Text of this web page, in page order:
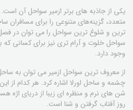
یکی از جاذبه های برتر ازمیر سواحل آن
متعدد، گزینه‌های متنوعی را برای مسافران
ترین و شلوغ ترین سواحل را می توان در
سواحل خلوت و آرام تری نیز برای کسانی که
وجود دارد.
از معروف ترین سواحل ازمیر می توان به
چشمه و ساحل اورلا اشاره کرد. هر کدام از
شن های نرم و منظره ای زیبا از دریای اژه
روز آفتاب گرفتن و شنا است.